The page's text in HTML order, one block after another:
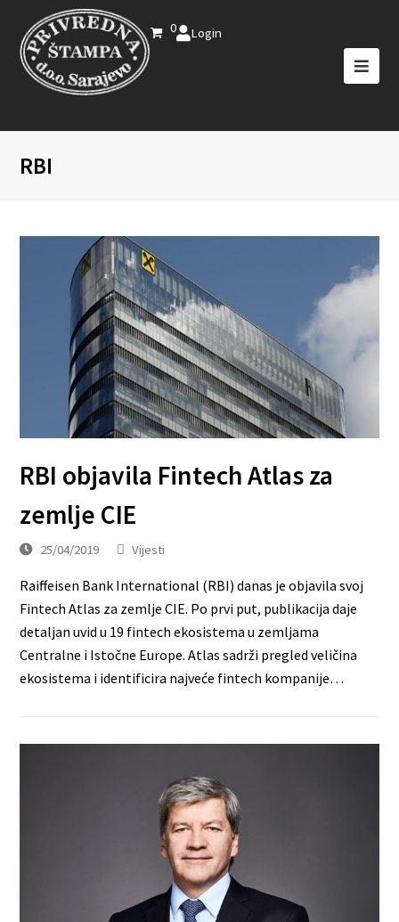
0 Login
RBI
RBI objavila Fintech Atlas za
zemlje CIE
25/04/2019 Vijesti
Raiffeisen Bank International (RBI) danas je objavila svoj
Fintech Atlas za zemlje CIE. Po prvi put, publikacija daje
detaljan uvid u 19 fintech ekosistema u zemljama
Centralne i Istočne Europe. Atlas sadrži pregled veličina
ekosistema i identificira najveće fintech kompanije…